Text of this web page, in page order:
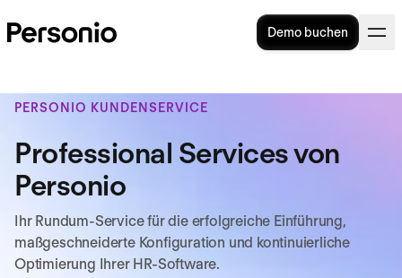
Demo buchen
PERSONIO KUNDENSERVICE
Professional Services von
Personio
Ihr Rundum-Service für die erfolgreiche Einführung,
maßgeschneiderte Konfiguration und kontinuierliche
Optimierung Ihrer HR-Software.